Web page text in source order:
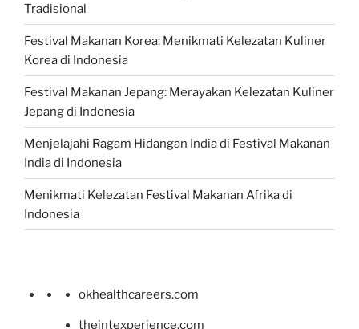
Tradisional
Festival Makanan Korea: Menikmati Kelezatan Kuliner
Korea di Indonesia
Festival Makanan Jepang: Merayakan Kelezatan Kuliner
Jepang di Indonesia
Menjelajahi Ragam Hidangan India di Festival Makanan
India di Indonesia
Menikmati Kelezatan Festival Makanan Afrika di
Indonesia
okhealthcareers.com
theintexperience.com